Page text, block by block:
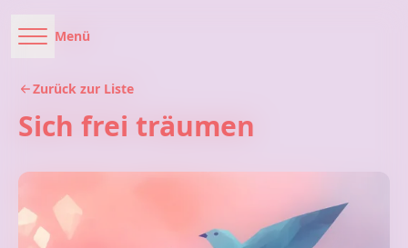
Menü
Zurück zur Liste
Sich frei träumen